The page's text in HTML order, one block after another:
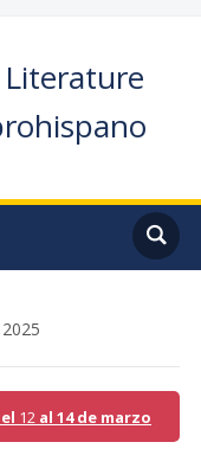
12 al 14 de marzo